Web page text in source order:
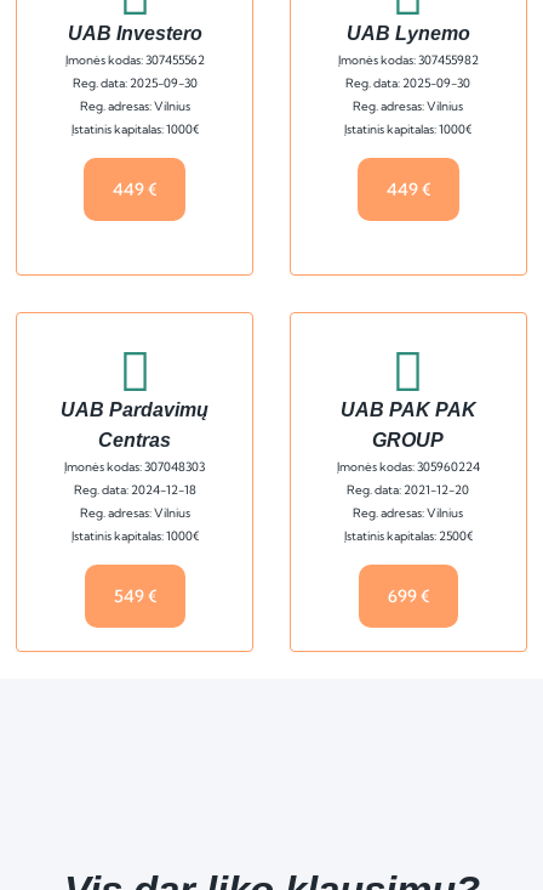
UAB Investero
Įmonės kodas: 307455562
Reg. data: 2025-09-30
Reg. adresas: Vilnius
Įstatinis kapitalas: 1000€
449 €
UAB Lynemo
Įmonės kodas: 307455982
Reg. data: 2025-09-30
Reg. adresas: Vilnius
Įstatinis kapitalas: 1000€
449 €
UAB Pardavimų
Centras
Įmonės kodas: 307048303
Reg. data: 2024-12-18
Reg. adresas: Vilnius
Įstatinis kapitalas: 1000€
549 €
UAB PAK PAK
GROUP
Įmonės kodas: 305960224
Reg. data: 2021-12-20
Reg. adresas: Vilnius
Įstatinis kapitalas: 2500€
699 €